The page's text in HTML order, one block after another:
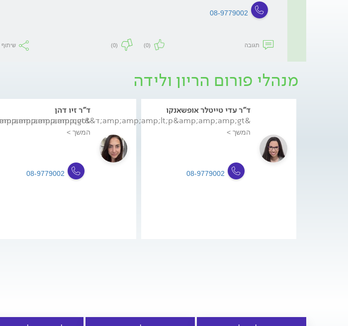
08-9779002
תגובה (0)
(0) שיתוף
מנהלי פורום הריון ולידה
ד"ר עדי טייטלר אופשאנקו
&amp;amp;amp;lt;p&amp;amp;amp;gt;ד&amp;amp;amp;amp;quot;...
המשך >
08-9779002
ד"ר זיו דהן
&amp;amp;amp;amp;amp;amp;amp;lt;p&amp;amp;amp;amp;amp;amp;amp;gt...
המשך >
08-9779002